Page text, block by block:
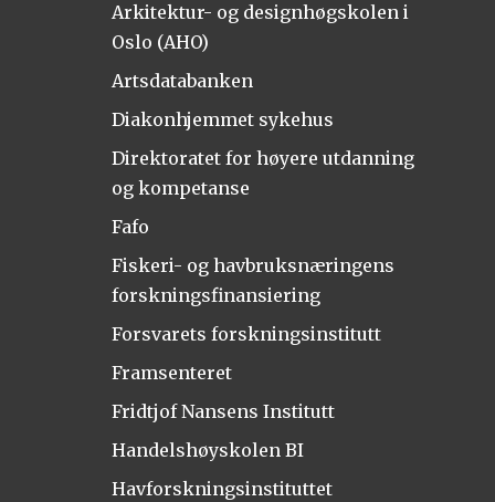
Arkitektur- og designhøgskolen i
Oslo (AHO)
Artsdatabanken
Diakonhjemmet sykehus
Direktoratet for høyere utdanning
og kompetanse
Fafo
Fiskeri- og havbruksnæringens
forskningsfinansiering
Forsvarets forskningsinstitutt
Framsenteret
Fridtjof Nansens Institutt
Handelshøyskolen BI
Havforskningsinstituttet